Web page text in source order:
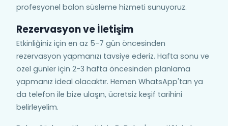
profesyonel balon süsleme hizmeti sunuyoruz.
Rezervasyon ve İletişim
Etkinliğiniz için en az 5-7 gün öncesinden
rezervasyon yapmanızı tavsiye ederiz. Hafta sonu ve
özel günler için 2-3 hafta öncesinden planlama
yapmanız ideal olacaktır. Hemen WhatsApp'tan ya
da telefon ile bize ulaşın, ücretsiz keşif tarihini
belirleyelim.